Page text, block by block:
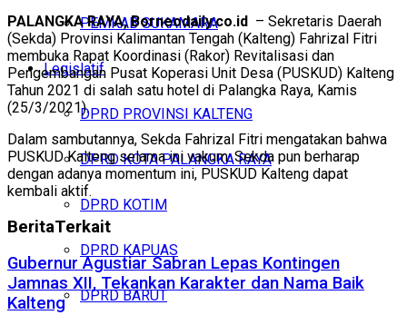
PEMKAB SUKAMARA
Legislatif
DPRD PROVINSI KALTENG
DPRD KOTA PALANGKA RAYA
DPRD KOTIM
DPRD KAPUAS
DPRD BARUT
PALANGKA RAYA, Borneodaily.co.id – Sekretaris Daerah
(Sekda) Provinsi Kalimantan Tengah (Kalteng) Fahrizal Fitri
membuka Rapat Koordinasi (Rakor) Revitalisasi dan
Pengembangan Pusat Koperasi Unit Desa (PUSKUD) Kalteng
Tahun 2021 di salah satu hotel di Palangka Raya, Kamis
(25/3/2021).
Dalam sambutannya, Sekda Fahrizal Fitri mengatakan bahwa
PUSKUD Kalteng selama ini vakum. Sekda pun berharap
dengan adanya momentum ini, PUSKUD Kalteng dapat
kembali aktif.
BeritaTerkait
Gubernur Agustiar Sabran Lepas Kontingen
Jamnas XII, Tekankan Karakter dan Nama Baik
Kalteng